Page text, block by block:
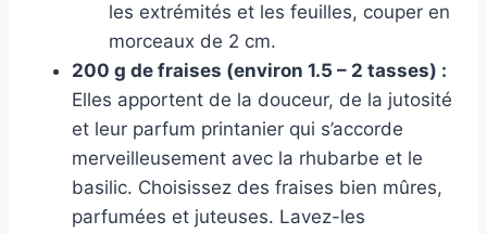
les extrémités et les feuilles, couper en
morceaux de 2 cm.
200 g de fraises (environ 1.5 – 2 tasses) :
Elles apportent de la douceur, de la jutosité
et leur parfum printanier qui s’accorde
merveilleusement avec la rhubarbe et le
basilic. Choisissez des fraises bien mûres,
parfumées et juteuses. Lavez-les